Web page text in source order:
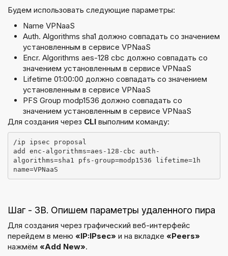
Будем использовать следующие параметры:
Name VPNaaS
Auth. Algorithms sha1 должно совпадать со значением
установленным в сервисе VPNaaS
Encr. Algorithms aes-128 cbc должно совпадать со
значением установленным в сервисе VPNaaS
Lifetime 01:00:00 должно совпадать со значением
установленным в сервисе VPNaaS
PFS Group modp1536 должно совпадать со
значением установленным в сервисе VPNaaS
Для создания через CLI выполним команду:
/ip ipsec proposal
add enc-algorithms=aes-128-cbc auth-
algorithms=sha1 pfs-group=modp1536 lifetime=1h
name=VPNaaS
Шаг - 3B. Опишем параметры удаленного пира
Для создания через графический веб-интерфейс
перейдем в меню «IP:IPsec» и на вкладке «Peers»
нажмём «Add New».